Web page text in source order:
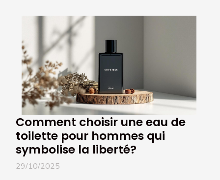
Comment choisir une eau de
toilette pour hommes qui
symbolise la liberté?
29/10/2025